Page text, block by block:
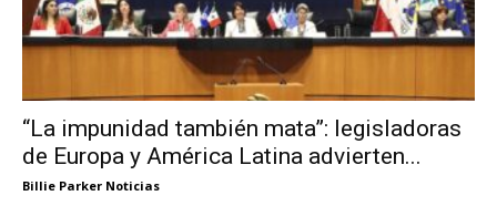
“La impunidad también mata”: legisladoras
de Europa y América Latina advierten...
Billie Parker Noticias